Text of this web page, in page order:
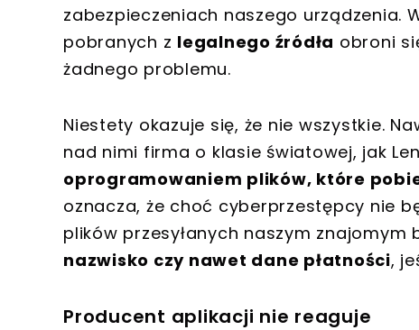
zabezpieczeniach naszego urządzenia.
pobranych z legalnego źródła obroni
żadnego problemu.
Niestety okazuje się, że nie wszystkie.
nad nimi firma o klasie światowej, jak
oprogramowaniem plików, które
oznacza, że choć cyberprzestępcy nie
plików przesyłanych naszym
nazwisko czy nawet dane płatności,
Producent aplikacji nie reaguje